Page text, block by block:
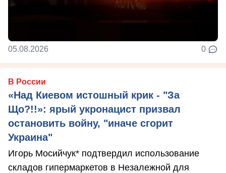
05.08.2026 0
В России
«Над Киевом истошный крик - "За
Що?!!»: ярый укронацист призвал
остановить войну, "иначе сгорит
Украина"
Игорь Мосийчук* подтвердил использование
складов гипермаркетов в Незалежной для